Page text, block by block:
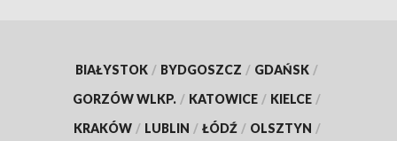
BIAŁYSTOK / BYDGOSZCZ / GDAŃSK /
GORZÓW WLKP. / KATOWICE / KIELCE /
KRAKÓW / LUBLIN / ŁÓDŹ / OLSZTYN /